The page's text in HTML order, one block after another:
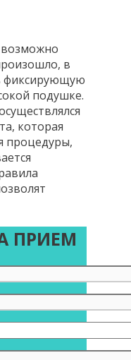
возможно
в
фиксирующую
подушке.
которая
процедуры,
ПРИЕМ